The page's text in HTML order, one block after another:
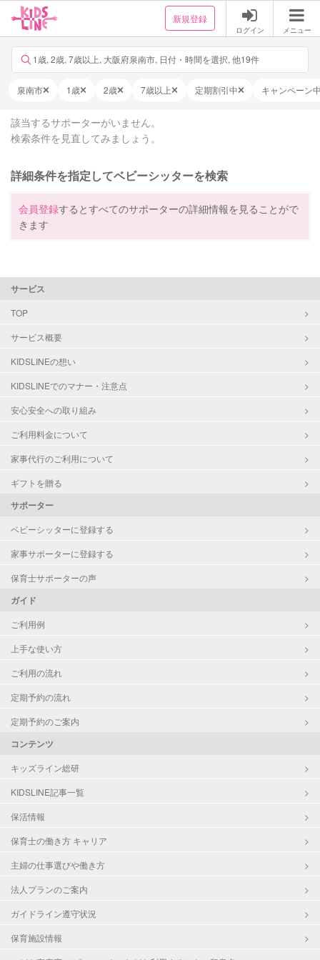
新規登録
ログイン メニュー
1歳, 2歳, 7歳以上, 大阪府泉南市, 日付・時間を選択, 他19件
泉南市 1歳 2歳 7歳以上 定期割引中 キャンペーン
該当するサポーターがいません。
検索条件を見直してみましょう。
詳細条件を指定してベビーシッターを検索
会員登録するとすべてのサポーターの詳細情報を見ることがで
きます
サービス
TOP
サービス概要
KIDSLINEの想い
KIDSLINEでのマナー・注意点
安心安全への取り組み
ご利用料金について
家事代行のご利用について
ギフトを贈る
サポーター
ベビーシッターに登録する
家事サポーターに登録する
保育士サポーターの声
ガイド
ご利用例
上手な使い方
ご利用の流れ
定期予約の流れ
定期予約のご案内
コンテンツ
キッズライン総研
KIDSLINE記事一覧
保活情報
保育士の働き方 キャリア
主婦の仕事選びや働き方
法人プランのご案内
ガイドライン遵守状況
保育施設情報